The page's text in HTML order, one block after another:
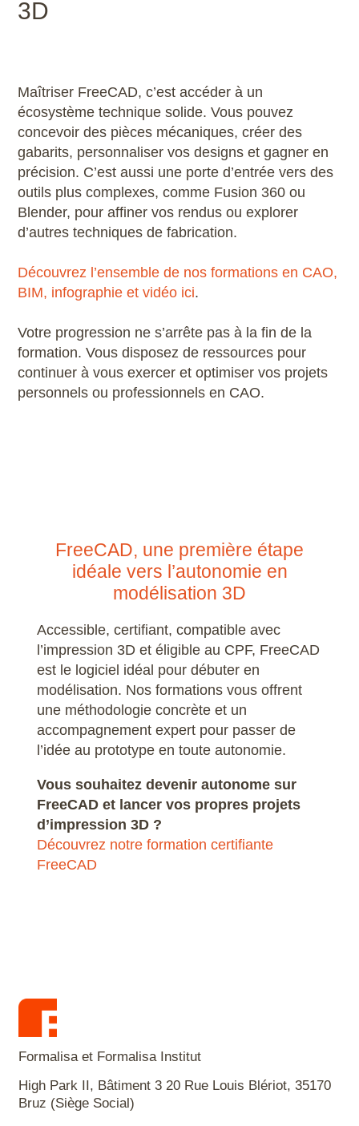
3D
Maîtriser FreeCAD, c’est accéder à un
écosystème technique solide. Vous pouvez
concevoir des pièces mécaniques, créer des
gabarits, personnaliser vos designs et gagner en
précision. C’est aussi une porte d’entrée vers des
outils plus complexes, comme Fusion 360 ou
Blender, pour affiner vos rendus ou explorer
d’autres techniques de fabrication.
Découvrez l’ensemble de nos formations en CAO,
BIM, infographie et vidéo ici.
Votre progression ne s’arrête pas à la fin de la
formation. Vous disposez de ressources pour
continuer à vous exercer et optimiser vos projets
personnels ou professionnels en CAO.
FreeCAD, une première étape
idéale vers l’autonomie en
modélisation 3D
Accessible, certifiant, compatible avec
l’impression 3D et éligible au CPF, FreeCAD
est le logiciel idéal pour débuter en
modélisation. Nos formations vous offrent
une méthodologie concrète et un
accompagnement expert pour passer de
l’idée au prototype en toute autonomie.
Vous souhaitez devenir autonome sur
FreeCAD et lancer vos propres projets
d’impression 3D ?
Découvrez notre formation certifiante
FreeCAD
Formalisa et Formalisa Institut
High Park II, Bâtiment 3 20 Rue Louis Blériot, 35170
Bruz (Siège Social)